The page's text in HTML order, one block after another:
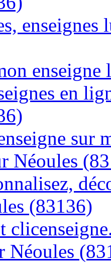
enseignes
en
sur
Néoules
(83136)
Néoules